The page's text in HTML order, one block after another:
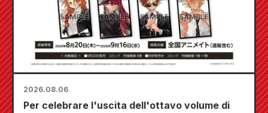
2026.08.06
Per celebrare l'uscita dell'ottavo volume di